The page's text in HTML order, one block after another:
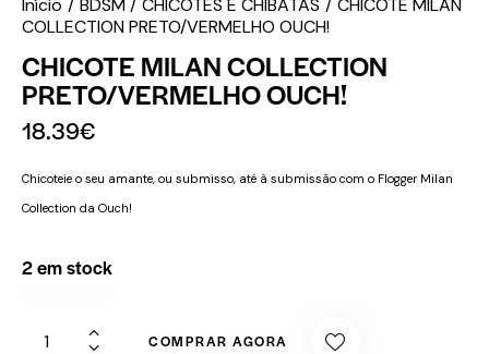
Início BDSM CHICOTES E CHIBATAS
CHICOTE MILAN
COLLECTION PRETO/VERMELHO OUCH!
CHICOTE MILAN COLLECTION
PRETO/VERMELHO OUCH!
18.39€
Chicoteie o seu amante, ou submisso, até à submissão com o Flogger Milan
Collection da Ouch!
2 em stock
COMPRAR AGORA